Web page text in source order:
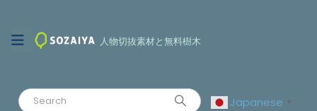
人物切抜素材と無料樹木
Japanese ▼